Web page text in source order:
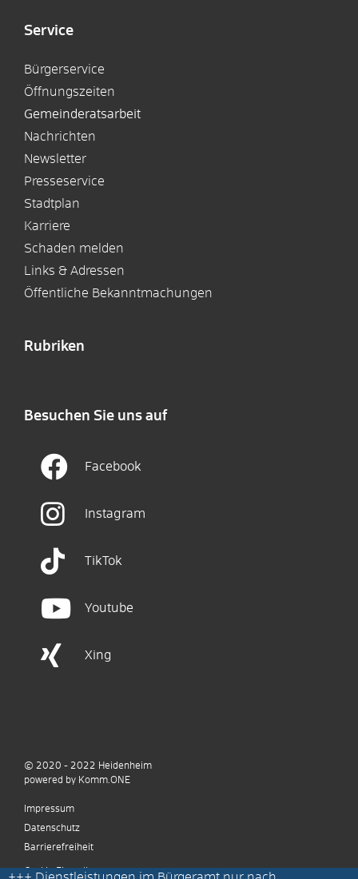
Service
Bürgerservice
Öffnungszeiten
Gemeinderatsarbeit
Nachrichten
Newsletter
Presseservice
Stadtplan
Karriere
Schaden melden
Links & Adressen
Öffentliche Bekanntmachungen
Rubriken
Besuchen Sie uns auf
Facebook
Instagram
TikTok
Youtube
Xing
© 2020 - 2022 Heidenheim
powered by Komm.ONE
Impressum
Datenschutz
Barrierefreiheit
Cookie Einstellungen